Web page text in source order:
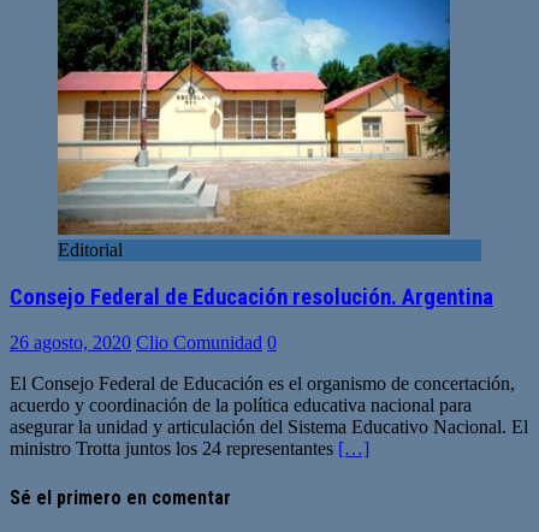
Editorial
Consejo Federal de Educación resolución. Argentina
26 agosto, 2020 Clio Comunidad 0
El Consejo Federal de Educación es el organismo de concertación,
acuerdo y coordinación de la política educativa nacional para
asegurar la unidad y articulación del Sistema Educativo Nacional. El
ministro Trotta juntos los 24 representantes […]
Sé el primero en comentar